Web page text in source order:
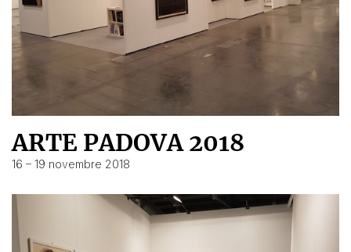
ARTE PADOVA 2018
16 – 19 novembre 2018